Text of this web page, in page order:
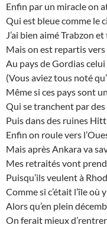
Enfin par un miracle on
Qui est bleue comme le
J’ai bien aimé Trabzon
Mais on est repartis
Au pays de Gordias
(Vous aviez tous noté
Même si ces pays sont
Qui se tranchent par
Puis dans des ruines
Enfin on roule vers
Mais après Ankara va
Mes retraités vont
Puisqu’ils veulent à
Comme si c’était l’île où
Alors qu’en plein
On ferait mieux